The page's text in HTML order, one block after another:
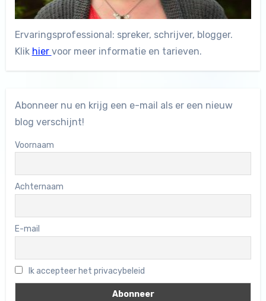
Ervaringsprofessional: spreker, schrijver, blogger.
Klik hier voor meer informatie en tarieven.
Abonneer nu en krijg een e-mail als er een nieuw
blog verschijnt!
Voornaam
Achternaam
E-mail
Ik accepteer het privacybeleid